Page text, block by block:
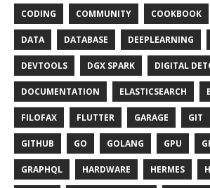
CODING COMMUNITY COOKBOOK
DATA DATABASE DEEPLEARNING
DEVTOOLS DGX SPARK DIGITAL
DOCUMENTATION ELASTICSEARCH
FILOFAX FLUTTER GARAGE GIT
GITHUB GO GOLANG GPU
GRAPHQL HARDWARE HERMES